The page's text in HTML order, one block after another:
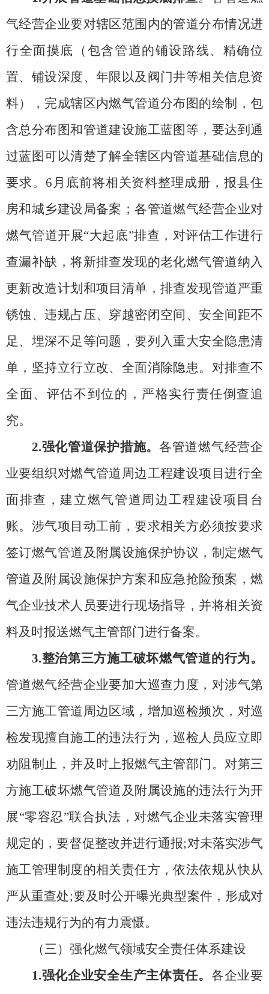
气经营企业要对辖区范围内的管道分布情况进
行全面摸底（包含管道的铺设路线、精确位
置、铺设深度、年限以及阀门井等相关信息资
料），完成辖区内燃气管道分布图的绘制，包
含总分布图和管道建设施工蓝图等，要达到通
过蓝图可以清楚了解全辖区内管道基础信息的
要求。 6月底前将相关资料整理成册，报县住
房和城乡建设局备案；各管道燃气经营企业对
燃气管道开展“大起底”排查，对评估工作进行
查漏补缺，将新排查发现的老化燃气管道纳入
更新改造计划和项目清单，排查发现管道严重
锈蚀、违规占压、穿越密闭空间、安全间距不
足、埋深不足等问题，要列入重大安全隐患清
单，坚持立行立改、全面消除隐患。对排查不
全面、评估不到位的，严格实行责任倒查追
究。
2.强化管道保护措施。各管道燃气经营企
业要组织对燃气管道周边工程建设项目进行全
面排查，建立燃气管道周边工程建设项目台
账。涉气项目动工前，要求相关方必须按要求
签订燃气管道及附属设施保护协议，制定燃气
管道及附属设施保护方案和应急抢险预案，燃
气企业技术人员要进行现场指导，并将相关资
料及时报送燃气主管部门进行备案。
3.整治第三方施工破坏燃气管道的行为。
管道燃气经营企业要加大巡查力度，对涉气第
三方施工管道周边区域，增加巡检频次，对巡
检发现擅自施工的违法行为，巡检人员应立即
劝阻制止，并及时上报燃气主管部门。对第三
方施工破坏燃气管道及附属设施的违法行为开
展“零容忍”联合执法，对燃气企业未落实管理
规定的，要督促整改并进行通报;对未落实涉气
施工管理制度的相关责任方，依法依规从快从
严从重查处;要及时公开曝光典型案件，形成对
违法违规行为的有力震慑。
（三）强化燃气领域安全责任体系建设
1.强化企业安全生产主体责任。 各企业要